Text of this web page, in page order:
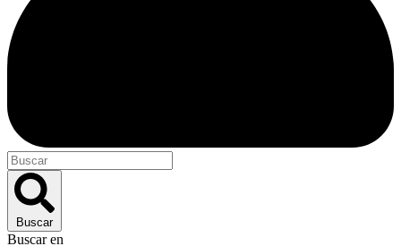
Buscar
Buscar en